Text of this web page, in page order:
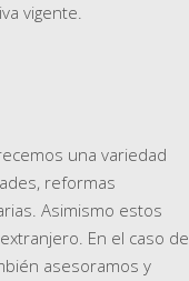
vigente.
una variedad
reformas
Asimismo estos
En el caso de
asesoramos y